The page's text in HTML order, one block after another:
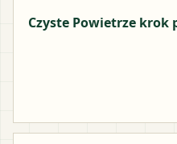
Czyste Powietrze krok